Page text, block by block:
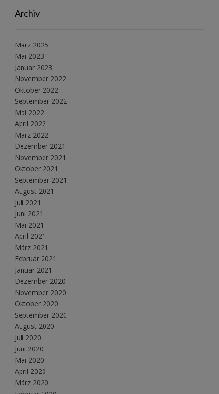
Archiv
März 2025
Mai 2023
Januar 2023
November 2022
Oktober 2022
September 2022
Mai 2022
April 2022
März 2022
Dezember 2021
November 2021
Oktober 2021
September 2021
August 2021
Juli 2021
Juni 2021
Mai 2021
April 2021
März 2021
Februar 2021
Januar 2021
Dezember 2020
November 2020
Oktober 2020
September 2020
August 2020
Juli 2020
Juni 2020
Mai 2020
April 2020
März 2020